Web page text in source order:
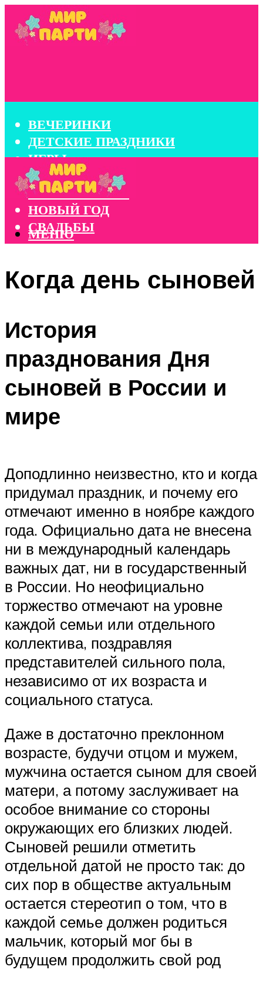
ВЕЧЕРИНКИ
ДЕТСКИЕ ПРАЗДНИКИ
ИГРЫ
КОНКУРСЫ
КОРПОРАТИВЫ
НОВЫЙ ГОД
СВАДЬБЫ
МЕНЮ
Когда день сыновей
История
празднования Дня
сыновей в России и
мире
Доподлинно неизвестно, кто и когда
придумал праздник, и почему его
отмечают именно в ноябре каждого
года. Официально дата не внесена
ни в международный календарь
важных дат, ни в государственный
в России. Но неофициально
торжество отмечают на уровне
каждой семьи или отдельного
коллектива, поздравляя
представителей сильного пола,
независимо от их возраста и
социального статуса.
Даже в достаточно преклонном
возрасте, будучи отцом и мужем,
мужчина остается сыном для своей
матери, а потому заслуживает на
особое внимание со стороны
окружающих его близких людей.
Сыновей решили отметить
отдельной датой не просто так: до
сих пор в обществе актуальным
остается стереотип о том, что в
каждой семье должен родиться
мальчик, который мог бы в
будущем продолжить свой род